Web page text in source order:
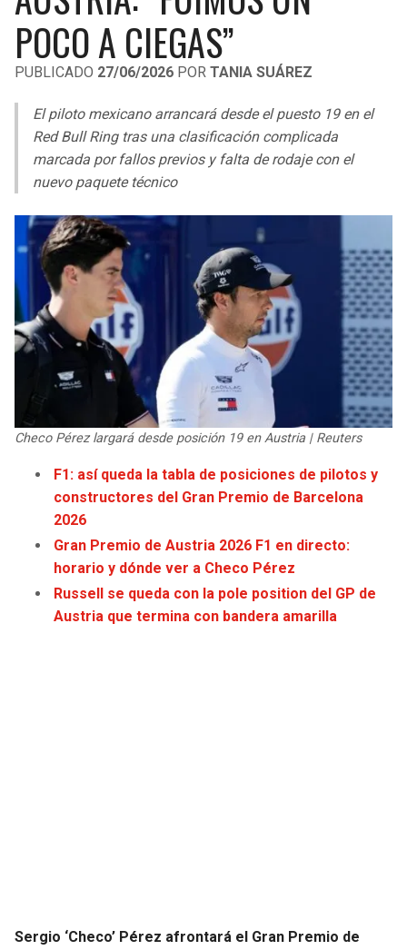
LIGA DE EXPANSIÓN MX
LEAGUES CUP
UEFA EUROPA LEAGUE
UEFA CONFERENCE LEAGUE
COPA LIBERTADORES
COPA SUDAMERICANA
LIGA BETPLAY
OTRAS LIGAS
RAIDERS
RAVENS
BENGALS
BROWNS
STEELERS
TEXANS
COLTS
TITANS
COWBOYS
GIANTS
EAGLES
LIONS
CAVALIERS
PACERS
BUCKS
HAWKS
HORNETS
HEAT
MAGIC
WARRIORS
CLIPPERS
LAKERS
SUNS
NUGGETS
POCO A CIEGAS”
PUBLICADO 27/06/2026 POR TANIA SUÁREZ
El piloto mexicano arrancará desde el puesto 19 en el
Red Bull Ring tras una clasificación complicada
marcada por fallos previos y falta de rodaje con el
nuevo paquete técnico
Checo Pérez largará desde posición 19 en Austria | Reuters
F1: así queda la tabla de posiciones de pilotos y
constructores del Gran Premio de Barcelona
2026
Gran Premio de Austria 2026 F1 en directo:
horario y dónde ver a Checo Pérez
Russell se queda con la pole position del GP de
Austria que termina con bandera amarilla
Sergio ‘Checo’ Pérez afrontará el Gran Premio de